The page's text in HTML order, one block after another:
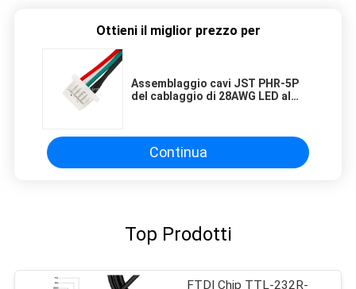
Ottieni il miglior prezzo per
Assemblaggio cavi JST PHR-5P
del cablaggio di 28AWG LED al
Continua
Top Prodotti
FTDI Chip TTL-232R-